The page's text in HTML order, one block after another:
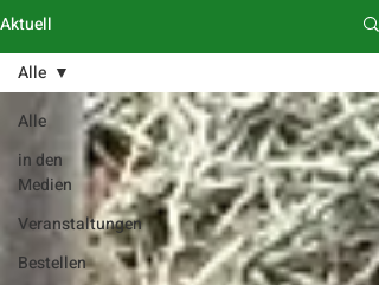
Aktuell
Alle
in den
Medien
Veranstaltungen
Bestellen
Alle